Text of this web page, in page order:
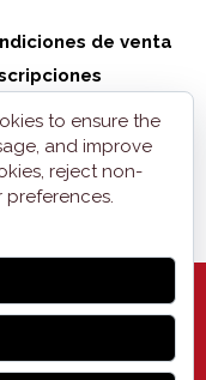
de venta
to ensure the
and improve
reject non-
preferences.